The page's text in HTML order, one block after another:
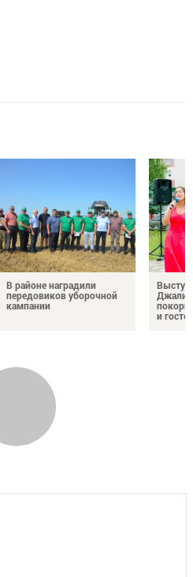
В районе наградили
передовиков уборочной
кампании
и